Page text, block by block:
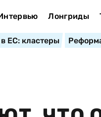
Лонгриды
ЕС: кластеры